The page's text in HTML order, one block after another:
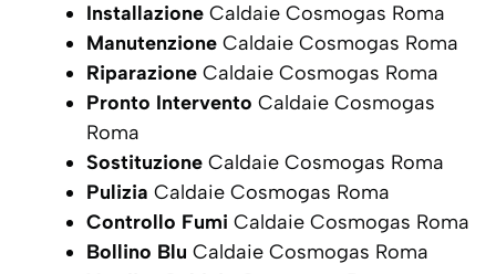
Installazione Caldaie Cosmogas Roma
Manutenzione Caldaie Cosmogas Roma
Riparazione Caldaie Cosmogas Roma
Pronto Intervento Caldaie Cosmogas
Roma
Sostituzione Caldaie Cosmogas Roma
Pulizia Caldaie Cosmogas Roma
Controllo Fumi Caldaie Cosmogas Roma
Bollino Blu Caldaie Cosmogas Roma